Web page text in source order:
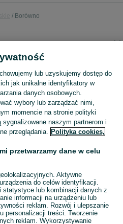
Borówno
borówno
Zobacz
lub uzyskujemy dostęp do
jak unikalne identyfikatory w
danych osobowych.
wybory lub zarządzać nimi,
momencie na stronie polityki
naszym partnerom i
przeglądania. Polityka cookies,
przetwarzamy dane w celu
Aktywne
do celów identyfikacji.
statystyce lub kombinacji danych z
informacji na urządzeniu lub
reklam. Rozwój i ulepszanie
personalizacji treści. Tworzenie
reklam. Wykorzystywanie